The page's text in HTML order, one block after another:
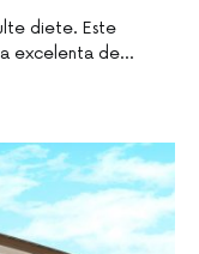
diete. Este
excelenta de…